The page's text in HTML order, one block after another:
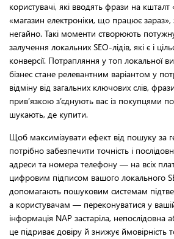
користувачі, які вводять фрази на
«магазин електроніки, що працює зараз»,
негайно. Такі моменти створюють
залучення локальних SEO-лідів, які є і
конверсії. Потрапляння у топ локальної
бізнес стане релевантним варіантом у
відміну від загальних ключових слів,
прив’язкою з’єднують вас із покупцями
шукають, де купити.
Щоб максимізувати ефект від пошуку за
потрібно забезпечити точність і
адреси та номера телефону — на всіх
цифровим підписом вашого локального
допомагають пошуковим системам
а користувачам — переконуватися у
інформація NAP застаріла, непослідовна
це підриває довіру й знижує